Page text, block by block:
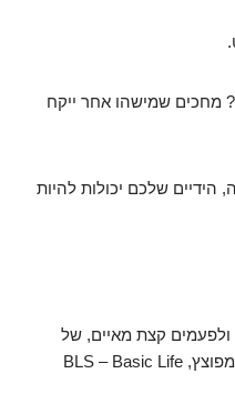
מחכים שמישהו אחר ייקח
שלכם יכולות להיות
ולפעמים קצת מאיים, של
החייאה בסיסית, או בשמה הלועזי המפוצץ, BLS – Basic Life